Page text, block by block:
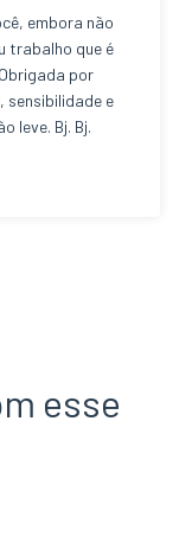
embora não
trabalho que é
por
sensibilidade e
leve. Bj. Bj.
esse